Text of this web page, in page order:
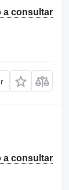
a consultar
a consultar